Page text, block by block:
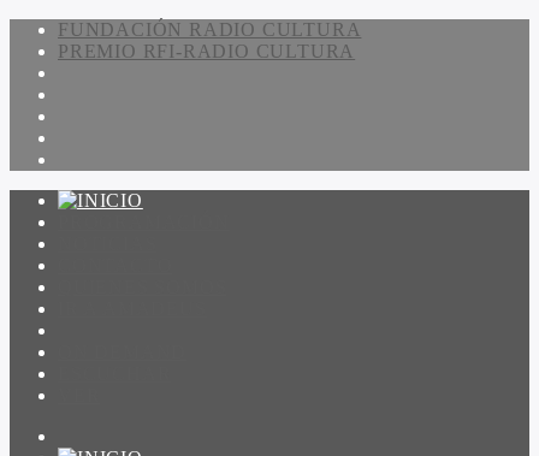
FUNDACIÓN RADIO CULTURA
PREMIO RFI-RADIO CULTURA